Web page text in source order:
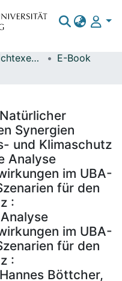
Elektronische Pflichtexemplare
E-Book
Synergien
und Klimaschutz
Analyse
im UBA-
für den
:
im UBA-
für den
:
Böttcher,